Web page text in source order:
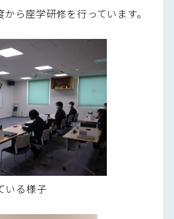
ら座学研修を行っています。
いる様子